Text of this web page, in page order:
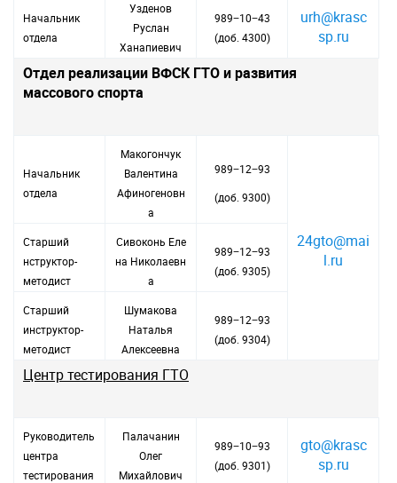
Начальник
отдела
Узденов
Руслан
Ханапиевич
989−10−43
(доб. 4300)
urh@krasc
sp.ru
Отдел реализации ВФСК ГТО и развития
массового спорта
Начальник
отдела
Макогончук
Валентина
Афиногеновн
а
989−12−93
(доб. 9300)
24gto@mai
l.ru
Старший
нструктор-
методист
Сивоконь Еле
на Николаевн
а
989−12−93
(доб. 9305)
Старший
инструктор-
методист
Шумакова
Наталья
Алексеевна
989−12−93
(доб. 9304)
Центр тестирования ГТО
Руководитель
центра
тестирования
Палачанин
Олег
Михайлович
989−10−93
(доб. 9301)
gto@krasc
sp.ru